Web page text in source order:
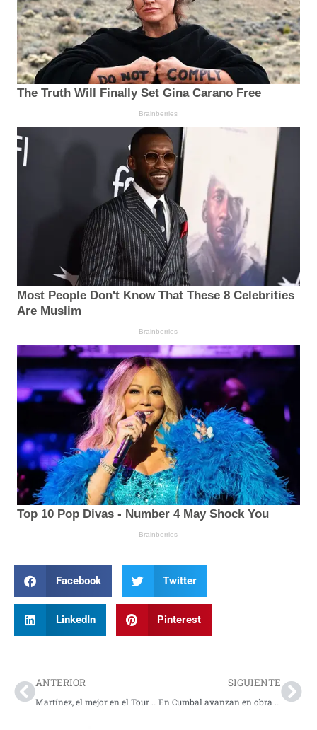
Facebook Twitter
LinkedIn Pinterest
ANTERIOR
Martínez, el mejor en el Tour de Suiza 2022
SIGUIENTE
En Cumbal avanzan en obra para abastecimiento de agua